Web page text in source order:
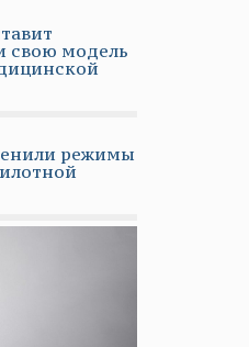
свою модель
режимы